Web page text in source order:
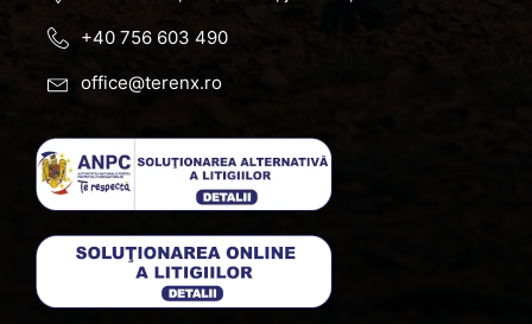
+40 756 603 490
office@terenx.ro